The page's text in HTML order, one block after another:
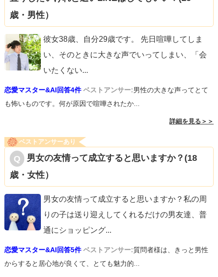
歳・男性）
彼女38歳、自分29歳です。 先日喧嘩してしま
い、そのときに大きな声でいってしまい、「会
いたくない...
恋愛マスター&AI回答4件 ベストアンサー:男性の大きな声ってとて
も怖いものです。何が原因で喧嘩されたか...
詳細を見る＞＞
ベストアンサーあり
男女の友情って成立すると思いますか？(18
歳・女性）
男女の友情って成立すると思いますか？私の周
りの子は送り迎えしてくれるだけの男友達、普
通にショッピング...
恋愛マスター&AI回答5件 ベストアンサー:質問者様は、きっと男性
からすると居心地が良くて、とても魅力的...